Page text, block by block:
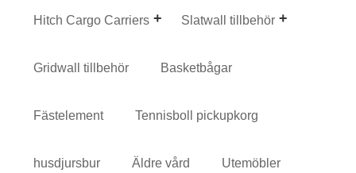
Hitch Cargo Carriers Slatwall tillbehör
Gridwall tillbehör Basketbågar
Fästelement Tennisboll pickupkorg
husdjursbur Äldre vård Utemöbler